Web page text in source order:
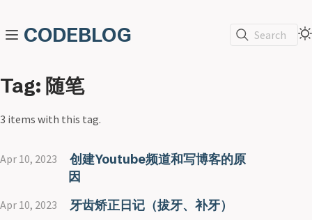
CODEBLOG Search
Tag: 随笔
3 items with this tag.
Apr 10, 2023
创建Youtube频道和写博客的原
因
Apr 10, 2023 牙齿矫正日记（拔牙、补牙）